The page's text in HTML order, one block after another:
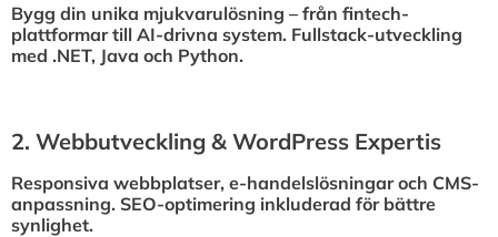
Bygg din unika mjukvarulösning – från fintech-
plattformar till AI-drivna system. Fullstack-utveckling
med .NET, Java och Python.
2.⁠ ⁠Webbutveckling & WordPress Expertis
Responsiva webbplatser, e-handelslösningar och CMS-
anpassning. SEO-optimering inkluderad för bättre
synlighet.